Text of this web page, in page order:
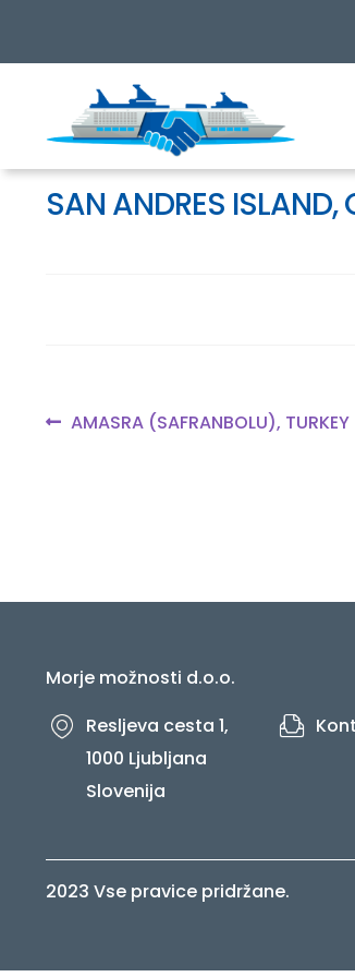
Skip
navigation
Skip
content
SAN ANDRES ISLAND,
Navigacija
Previous
AMASRA (SAFRANBOLU), TURKEY
Morje možnosti d.o.o.
Resljeva cesta 1,
1000 Ljubljana
Slovenija
2023 Vse pravice pridržane.